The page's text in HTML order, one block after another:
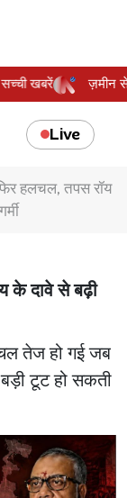
सच्ची खबरें
Live
हलचल, तपस रॉय
के दावे से बढ़ी
तेज हो गई जब
बड़ी टूट हो सकती